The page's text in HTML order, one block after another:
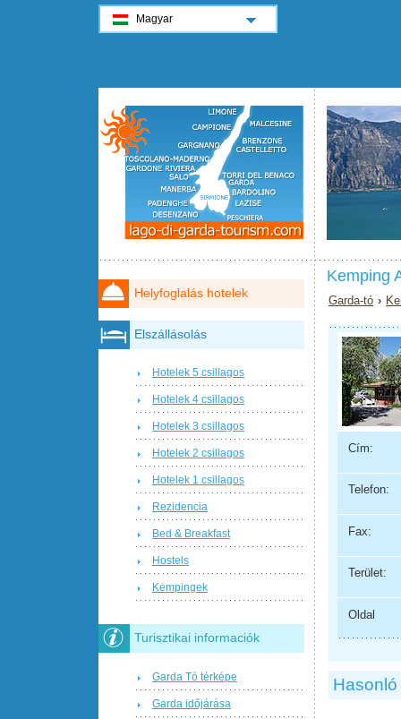
Kemping
Garda-tó ›
Cím:
Telefon:
Fax:
Terület:
Oldal
Helyfoglalás hotelek
Elszállásolás
Hotelek 5 csillagos
Hotelek 4 csillagos
Hotelek 3 csillagos
Hotelek 2 csillagos
Hotelek 1 csillagos
Rezidencia
Bed & Breakfast
Hostels
Kempingek
Turisztikai informaciók
Garda Tó térképe
Garda időjárása
Magyar